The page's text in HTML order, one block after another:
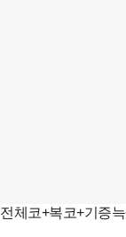
전체코+복코+기증